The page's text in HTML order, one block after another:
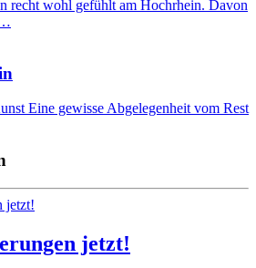
recht wohl gefühlt am Hochrhein. Davon
Eine gewisse Abgelegenheit vom Rest
jetzt!